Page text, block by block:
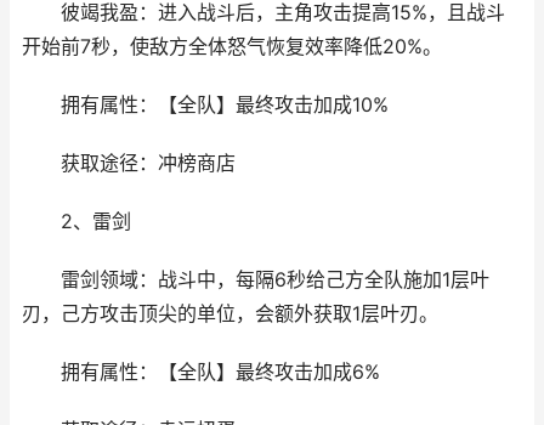
彼竭我盈：进入战斗后，主角攻击提高15%，且战斗
开始前7秒，使敌方全体怒气恢复效率降低20%。
拥有属性：【全队】最终攻击加成10%
获取途径：冲榜商店
2、雷剑
雷剑领域：战斗中，每隔6秒给己方全队施加1层叶
刃，己方攻击顶尖的单位，会额外获取1层叶刃。
拥有属性：【全队】最终攻击加成6%